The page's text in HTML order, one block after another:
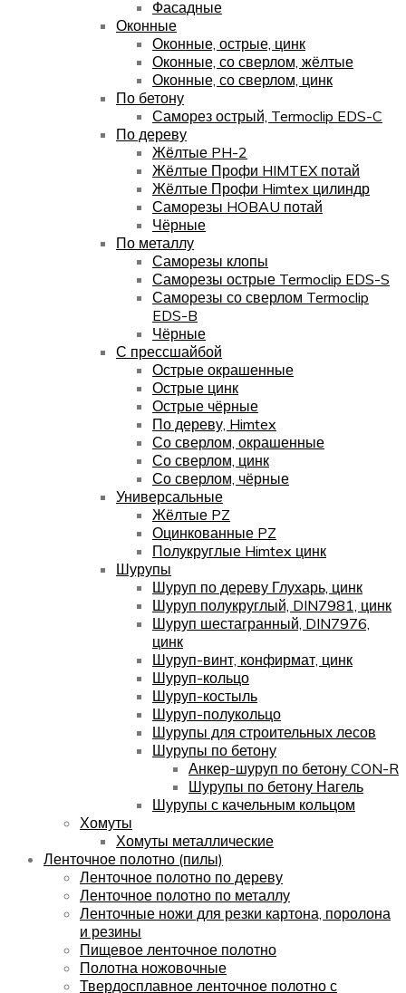
Фасадные
Оконные
Оконные, острые, цинк
Оконные, со сверлом, жёлтые
Оконные, со сверлом, цинк
По бетону
Саморез острый, Termoclip EDS-C
По дереву
Жёлтые PH-2
Жёлтые Профи HIMTEX потай
Жёлтые Профи Himtex цилиндр
Саморезы HOBAU потай
Чёрные
По металлу
Саморезы клопы
Саморезы острые Termoclip EDS-S
Саморезы со сверлом Termoclip
EDS-B
Чёрные
С прессшайбой
Острые окрашенные
Острые цинк
Острые чёрные
По дереву, Himtex
Со сверлом, окрашенные
Со сверлом, цинк
Со сверлом, чёрные
Универсальные
Жёлтые PZ
Оцинкованные PZ
Полукруглые Himtex цинк
Шурупы
Шуруп по дереву Глухарь, цинк
Шуруп полукруглый, DIN7981, цинк
Шуруп шестагранный, DIN7976,
цинк
Шуруп-винт, конфирмат, цинк
Шуруп-кольцо
Шуруп-костыль
Шуруп-полукольцо
Шурупы для строительных лесов
Шурупы по бетону
Анкер-шуруп по бетону CON-R
Шурупы по бетону Нагель
Шурупы с качельным кольцом
Хомуты
Хомуты металлические
Ленточное полотно (пилы)
Ленточное полотно по дереву
Ленточное полотно по металлу
Ленточные ножи для резки картона, поролона
и резины
Пищевое ленточное полотно
Полотна ножовочные
Твердосплавное ленточное полотно с